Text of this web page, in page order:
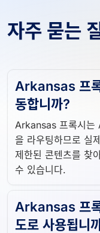
자주 묻는
Arkansas 프
동합니까?
Arkansas 프록시는
을 라우팅하므로 실
제한된 콘텐츠를 찾
수 있습니다.
Arkansas 프
도로 사용됩니